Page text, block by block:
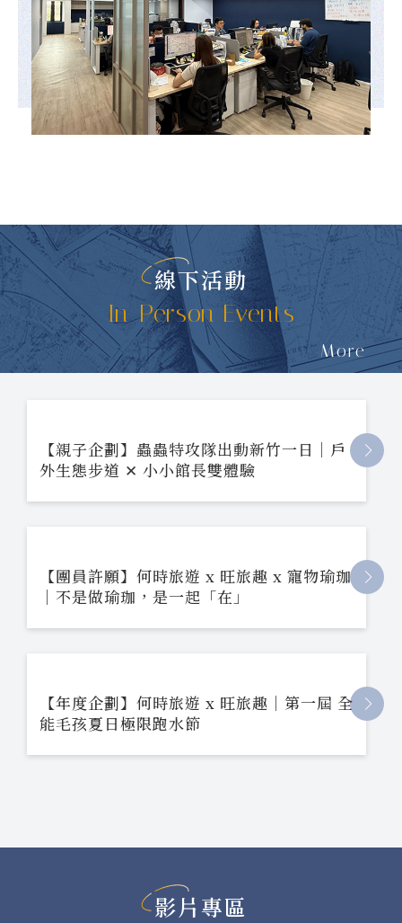
線下活動
In-Person Events
More
【親子企劃】蟲蟲特攻隊出動新竹一日｜戶
外生態步道 ✕ 小小館長雙體驗
【團員許願】何時旅遊 x 旺旅趣 x 寵物瑜珈
｜不是做瑜珈，是一起「在」
【年度企劃】何時旅遊 x 旺旅趣｜第一屆 全
能毛孩夏日極限跑水節
影片專區